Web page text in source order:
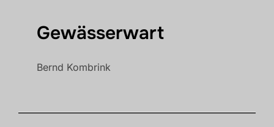
Gewässerwart
Bernd Kombrink